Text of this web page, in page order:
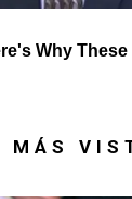
MÁS